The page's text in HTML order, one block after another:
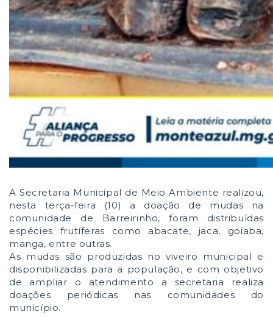
A Secretaria Municipal de Meio Ambiente realizou,
nesta terça-feira (10) a doação de mudas na
comunidade de Barreirinho, foram distribuídas
espécies frutíferas como abacate, jaca, goiaba,
manga, entre outras.
As mudas são produzidas no viveiro municipal e
disponibilizadas para a população, e com objetivo
de ampliar o atendimento a secretaria realiza
doações periódicas nas comunidades do
município.